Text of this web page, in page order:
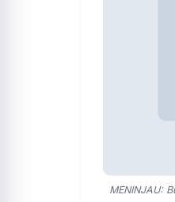
MENINJAU: